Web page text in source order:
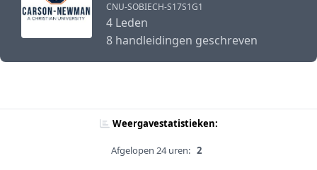
CNU-SOBIECH-S17S1G1
4 Leden
8 handleidingen geschreven
Weergavestatistieken:
Afgelopen 24 uren: 2